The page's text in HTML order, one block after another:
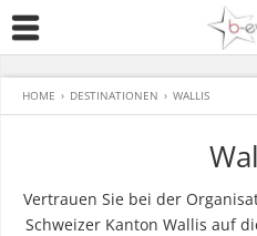
Vertrauen Sie bei der
Schweizer Kanton Wallis auf
HOME › DESTINATIONEN › WALLIS